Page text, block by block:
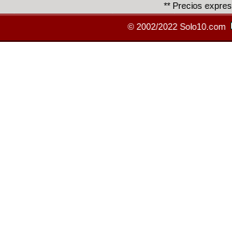
** Precios
© 2002/2022 Solo10.com